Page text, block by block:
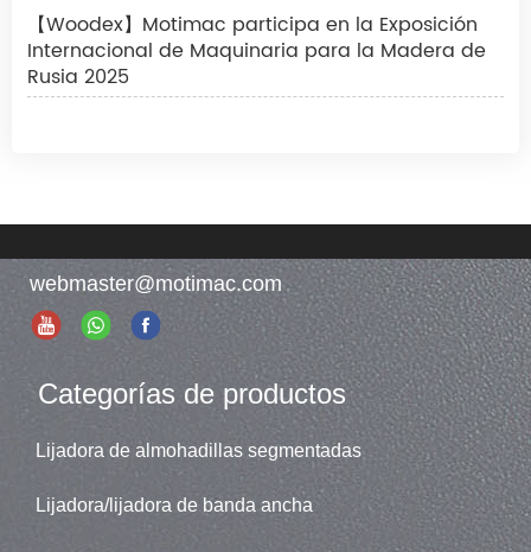
【Woodex】Motimac participa en la Exposición
Internacional de Maquinaria para la Madera de
Rusia 2025
webmaster@motimac.com
Categorías de productos
Lijadora de almohadillas segmentadas
Lijadora/lijadora de banda ancha